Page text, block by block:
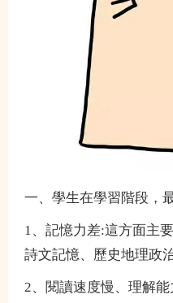
一、學生在學習階段，
1、記憶力差:這方面主
詩文記憶、歷史地理政
2、閱讀速度慢、理解